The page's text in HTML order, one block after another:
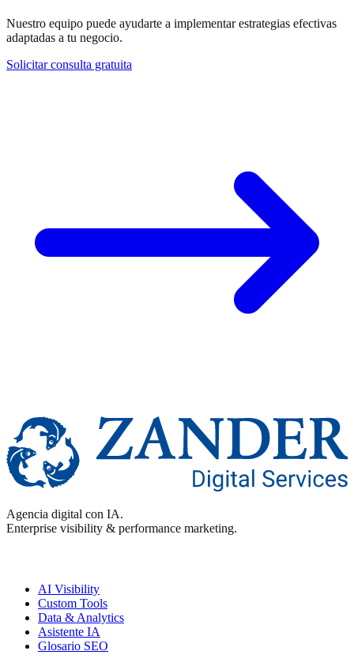
Nuestro equipo puede ayudarte a implementar estrategias efectivas
adaptadas a tu negocio.
Solicitar consulta gratuita
Agencia digital con IA.
Enterprise visibility & performance marketing.
AI Visibility
Custom Tools
Data & Analytics
Asistente IA
Glosario SEO